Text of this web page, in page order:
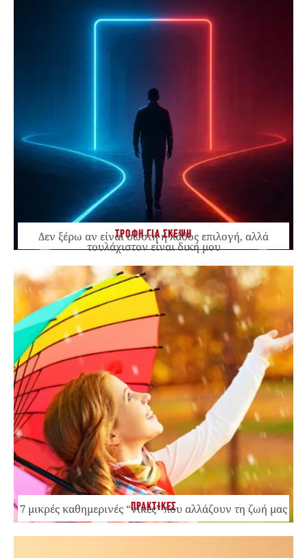
ΤΡΟΦΗ ΓΙΑ ΣΚΕΨΗ
Δεν ξέρω αν είναι σωστή ή λάθος επιλογή, αλλά
τουλάχιστον είναι δική μου
ΠΡΑΚΤΙΚΕΣ
7 μικρές καθημερινές “νίκες” που αλλάζουν τη ζωή μας